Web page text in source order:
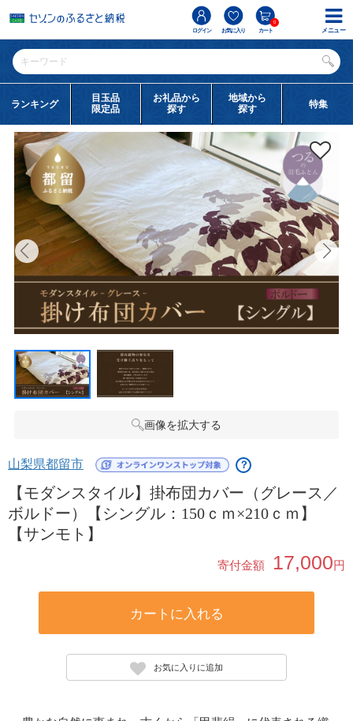
ログイン お気に入り カート
0
ランキング
目玉品
限定品
お礼品から
探す
地域から
探す
特集
画像を拡大する
山梨県都留市 ？
【モダンスタイル】掛布団カバー（グレース／
ボルドー）【シングル：150ｃｍ×210ｃｍ】
【サンモト】
寄付金額 17,000円
カートに入れる
お気に入りに追加
メニュー